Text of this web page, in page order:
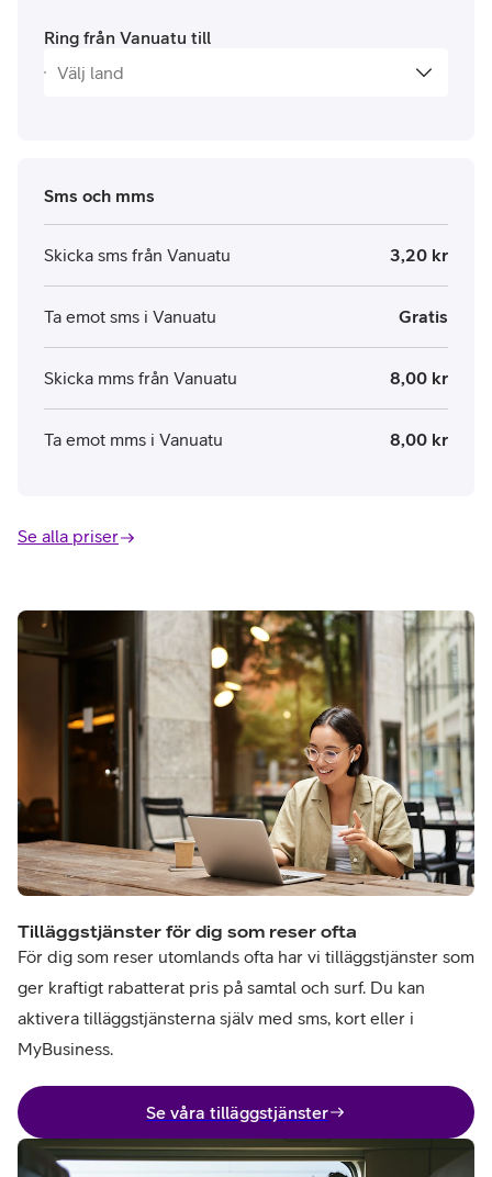
Ring från Vanuatu till
Sms och mms
Skicka sms från Vanuatu 3,20 kr
Ta emot sms i Vanuatu Gratis
Skicka mms från Vanuatu 8,00 kr
Ta emot mms i Vanuatu 8,00 kr
Se alla priser
Tilläggstjänster för dig som reser ofta
För dig som reser utomlands ofta har vi tilläggstjänster som
ger kraftigt rabatterat pris på samtal och surf. Du kan
aktivera tilläggstjänsterna själv med sms, kort eller i
MyBusiness.
Se våra tilläggstjänster